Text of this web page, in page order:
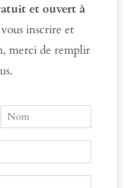
et ouvert à
inscrire et
merci de remplir
o